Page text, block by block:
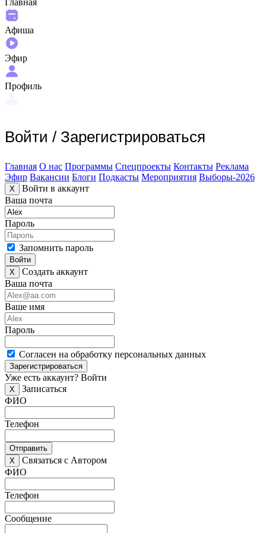
Афиша
Эфир
Профиль
Войти / Зарегистрироваться
Главная О нас Программы Спецпроекты Контакты Реклама
Эфир Вакансии Блоги Подкасты Мероприятия Выборы-2026
X
Войти в аккаунт
Ваша почта
Пароль
Запомнить пароль
Войти
X
Создать аккаунт
Ваша почта
Ваше имя
Пароль
Согласен на обработку персональных данных
Зарегистрироваться
Уже есть аккаунт? Войти
X
Записаться
ФИО
Телефон
Отправить
X
Связаться с Автором
ФИО
Телефон
Сообщение